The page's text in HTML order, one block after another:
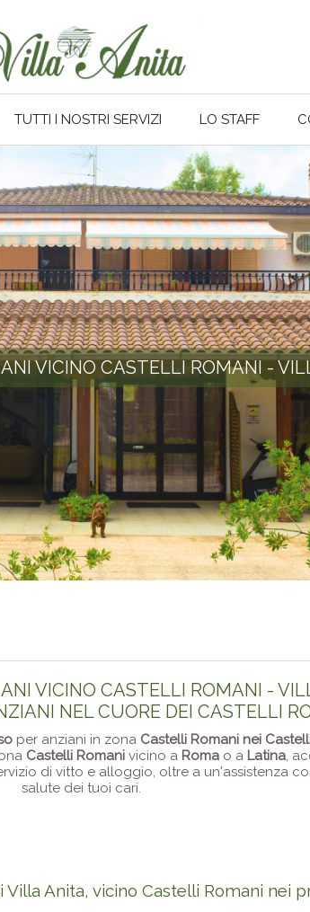
TUTTI I NOSTRI SERVIZI LO STAFF
VICINO CASTELLI ROMANI -
VICINO CASTELLI ROMANI -
NEL CUORE DEI CASTELLI
per anziani in zona Castelli Romani nei
Castelli Romani vicino a Romao a Latina,
di vitto e alloggio, oltre a un'assistenza
salute dei tuoi cari.
Anita, vicino Castelli Romani nei